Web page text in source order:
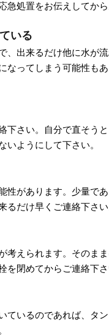
処置をお伝えしてから
いる
、出来るだけ他に水が
なってしまう可能性も
下さい。自分で直そう
ようにして下さい。
性があります。少量で
だけ早くご連絡下さい
考えられます。そのま
閉めてからご連絡下さ
ているのであれば、タ